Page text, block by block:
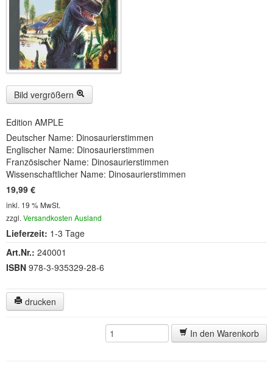
Serie ENTSPANNUNG NATUR
CDs
SOFORT HERUNTERLADEN
CD-ROM-MP3/DVD-ROM-MP3
DVD-Videos
Spezial, Buch(28)
Engl./Franz. Produkte(33)
Themensuche
Soundarchiv
Bild vergrößern
Edition AMPLE
Deutscher Name: Dinosaurierstimmen
Englischer Name: Dinosaurierstimmen
Französischer Name: Dinosaurierstimmen
Wissenschaftlicher Name: Dinosaurierstimmen
19,99 €
inkl. 19 % MwSt.
zzgl. Versandkosten Ausland
Lieferzeit: 1-3 Tage
Art.Nr.: 240001
ISBN 978-3-935329-28-6
drucken
In den Warenkorb